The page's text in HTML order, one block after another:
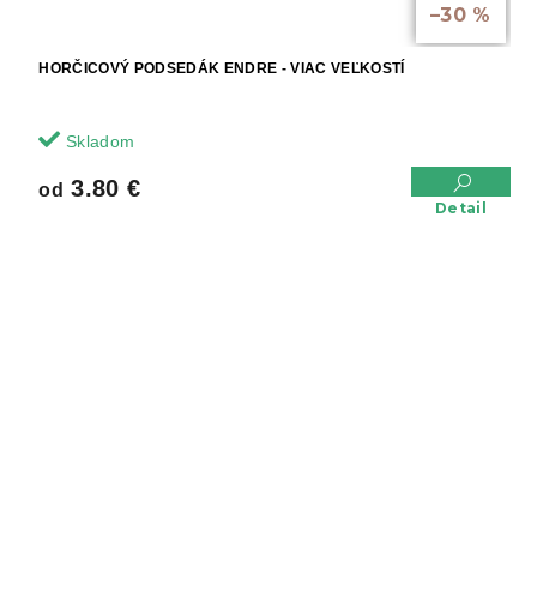
–30 %
HORČICOVÝ PODSEDÁK ENDRE - VIAC VEĽKOSTÍ
Skladom
od 3.80 €
Detail